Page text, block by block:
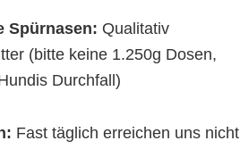
Spürnasen: Qualitativ
(bitte keine 1.250g Dosen,
Durchfall)
Fast täglich erreichen uns nicht